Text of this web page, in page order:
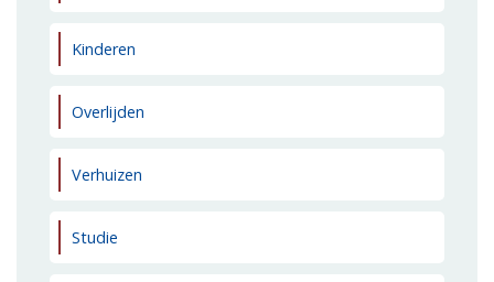
Kinderen
Overlijden
Verhuizen
Studie